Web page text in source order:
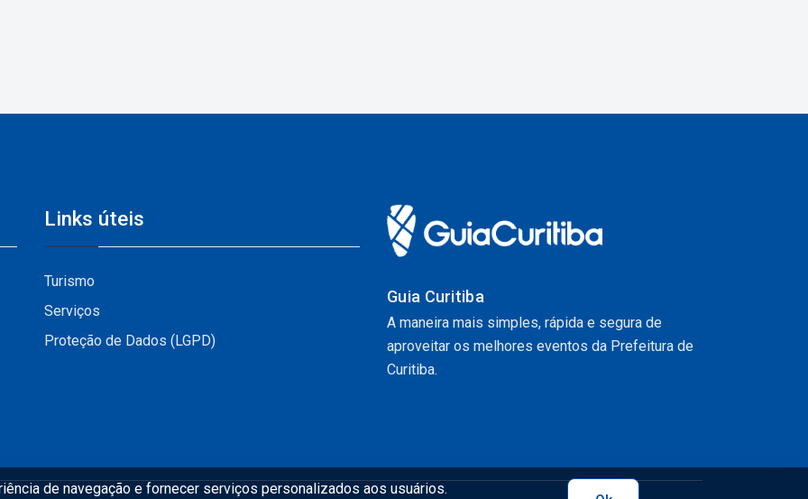
de navegação e fornecer serviços personalizados aos usuários.
Links úteis
Turismo
Serviços
Proteção de Dados (LGPD)
Guia Curitiba
A maneira mais simples, rápida e segura de
aproveitar os melhores eventos da Prefeitura de
Curitiba.